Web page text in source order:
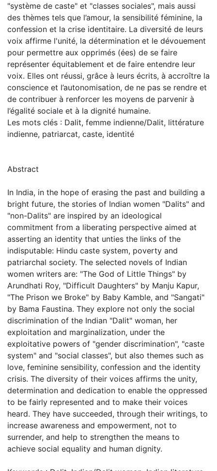
"système de caste" et "classes sociales", mais aussi
des thèmes tels que l’amour, la sensibilité féminine, la
confession et la crise identitaire. La diversité de leurs
voix affirme l'unité, la détermination et le dévouement
pour permettre aux opprimés (ées) de se faire
représenter équitablement et de faire entendre leur
voix. Elles ont réussi, grâce à leurs écrits, à accroître la
conscience et l’autonomisation, de ne pas se rendre et
de contribuer à renforcer les moyens de parvenir à
l’égalité sociale et à la dignité humaine.
Les mots clés : Dalit, femme indienne/Dalit, littérature
indienne, patriarcat, caste, identité
Abstract
In India, in the hope of erasing the past and building a
bright future, the stories of Indian women "Dalits" and
"non-Dalits" are inspired by an ideological
commitment from a liberating perspective aimed at
asserting an identity that unties the links of the
indisputable: Hindu caste system, poverty and
patriarchal society. The selected novels of Indian
women writers are: "The God of Little Things" by
Arundhati Roy, "Difficult Daughters" by Manju Kapur,
"The Prison we Broke" by Baby Kamble, and "Sangati"
by Bama Faustina. They explore not only the social
discrimination of the Indian "Dalit" woman, her
exploitation and marginalization, under the
exploitative powers of "gender discrimination", "caste
system" and "social classes", but also themes such as
love, feminine sensibility, confession and the identity
crisis. The diversity of their voices affirms the unity,
determination and dedication to enable the oppressed
to be fairly represented and to make their voices
heard. They have succeeded, through their writings, to
increase awareness and empowerment, not to
surrender, and help to strengthen the means to
achieve social equality and human dignity.